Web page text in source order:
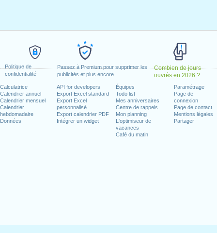
Politique de
confidentialité
Passez à Premium pour supprimer les
publicités et plus encore
Combien de jours
ouvrés en 2026 ?
Calculatrice
Calendrier annuel
Calendrier mensuel
Calendrier
hebdomadaire
Données
API for developers
Export Excel standard
Export Excel
personnalisé
Export calendrier PDF
Intégrer un widget
Équipes
Todo list
Mes anniversaires
Centre de rappels
Mon planning
L'optimiseur de
vacances
Café du matin
Paramétrage
Page de
connexion
Page de contact
Mentions légales
Partager
mai, 2023
2023
end
2023